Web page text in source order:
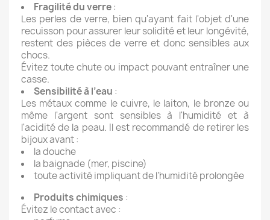
Fragilité du verre:
Les perles de verre, bien qu'ayant fait l'objet d'une
recuisson pour assurer leur solidité et leur longévité,
restent des pièces de verre et donc sensibles aux
chocs.
Évitez toute chute ou impact pouvant entraîner une
casse.
Sensibilité à l’eau :
Les métaux comme le cuivre, le laiton, le bronze ou
même l'argent sont sensibles à l'humidité et à
l'acidité de la peau. Il est recommandé de retirer les
bijoux avant :
la douche
la baignade (mer, piscine)
toute activité impliquant de l’humidité prolongée
Produits chimiques :
Évitez le contact avec :